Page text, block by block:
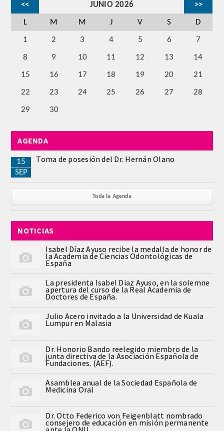
HISTÓRICO DE ACADÉMICOS
Número
Correspondientes
ACTIVIDADES
Actividades realizadas
PUBLICACIONES
DICCIONARIO ODONTOLÓGICO
Números anteriores
APERTURA DE CURSO
NEWSLETTER EXTRAORDINARIA
CONVENIOS
PRENSA
<< JUNIO 2026 >>
L M M J V S D
1 2 3 4 5 6 7
8 9 10 11 12 13 14
15 16 17 18 19 20 21
22 23 24 25 26 27 28
29 30
AGENDA
15
SEP
Toma de posesión del Dr. Hernán Olano
Toda la Agenda
NOTICIAS
Isabel Díaz Ayuso recibe la medalla de honor de
la Academia de Ciencias Odontológicas de
España
La presidenta Isabel Diaz Ayuso, en la solemne
apertura del curso de la Real Academia de
Doctores de España.
Julio Acero invitado a la Universidad de Kuala
Lumpur en Malasia
Dr. Honorio Bando reelegido miembro de la
junta directiva de la Asociación Española de
Fundaciones. (AEF).
Asamblea anual de la Sociedad Española de
Medicina Oral
Dr. Otto Federico von Feigenblatt nombrado
consejero de educación en misión permanente